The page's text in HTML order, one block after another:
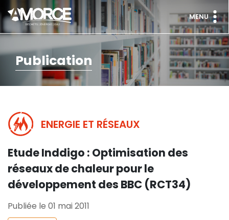
MENU
Publication
ENERGIE ET RÉSEAUX
Etude Inddigo : Optimisation des
réseaux de chaleur pour le
développement des BBC (RCT34)
Publiée le 01 mai 2011